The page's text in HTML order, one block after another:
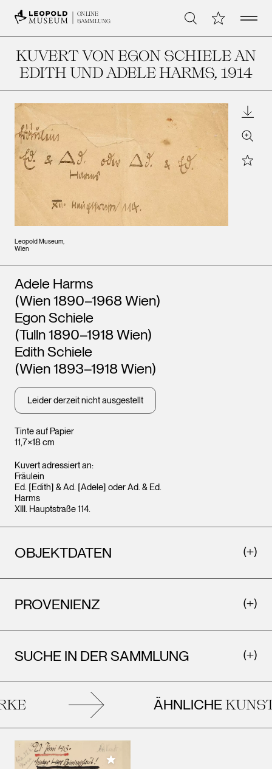
ONLINE
SAMMLUNG
Suche Meine Open
KUVERT VON EGON SCHIELE AN
EDITH UND ADELE HARMS, 1914
Leopold Museum,
Wien
Zoom
Star
Tinte auf Papier
11,7×18 cm
Künstler*innen
Adele Harms
(Wien 1890–1968 Wien)
Egon Schiele
(Tulln 1890–1918 Wien)
Edith Schiele
(Wien 1893–1918 Wien)
Leider derzeit nicht ausgestellt
Kuvert adressiert an:
Fräulein
Ed. [Edith] & Ad. [Adele] oder Ad. & Ed.
Harms
XIII. Hauptstraße 114.
OBJEKTDATEN
PROVENIENZ
SUCHE IN DER SAMMLUNG
ÄHNLICHE
Meiner Sammlung hinzufügen